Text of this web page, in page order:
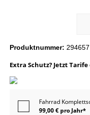
Produktnummer: 294657
Extra Schutz? Jetzt
Fahrrad
99,00 € pro Jahr*